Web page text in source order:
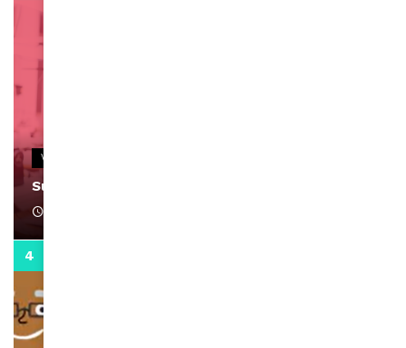
VIDEOS
Support Black Business Wee-kend